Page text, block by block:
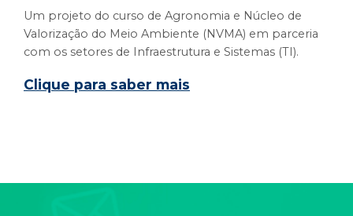
Um projeto do curso de Agronomia e Núcleo de
Valorização do Meio Ambiente (NVMA) em parceria
com os setores de Infraestrutura e Sistemas (TI).
Clique para saber mais